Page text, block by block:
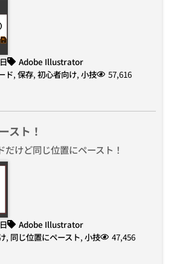
Adobe Illustrator
ド, 保存, 初心者向け, 小技 57,616
スト！
だけど同じ位置にペースト！
Adobe Illustrator
, 同じ位置にペースト, 小技 47,456